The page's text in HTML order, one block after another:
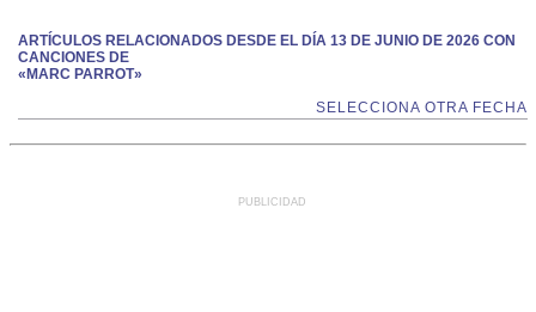
ARTÍCULOS RELACIONADOS DESDE EL DÍA 13 DE JUNIO DE 2026 CON
CANCIONES DE
«MARC PARROT»
SELECCIONA OTRA FECHA
PUBLICIDAD